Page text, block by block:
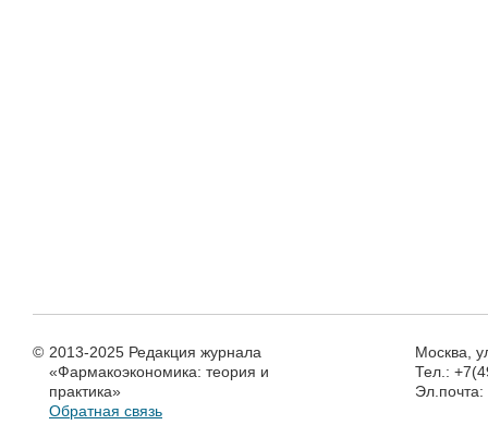
© 2013-2025 Редакция журнала
«Фармакоэкономика: теория и
практика»
Обратная связь
Москва,
Тел.:
Эл.почта: